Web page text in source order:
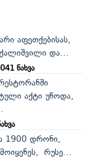
აფეთქებისას,
და...
ნახვა
აქტი უწოდა,
1900 დრონი,
რუსე...